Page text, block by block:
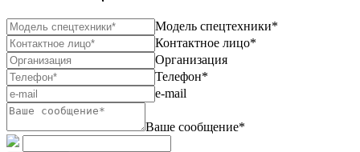
Модель спецтехники*
Контактное лицо*
Организация
Телефон*
e-mail
Ваше сообщение*